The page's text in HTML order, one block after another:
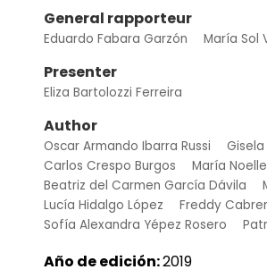
General rapporteur
Eduardo Fabara Garzón María Sol
Presenter
Eliza Bartolozzi Ferreira
Author
Oscar Armando Ibarra Russi Gisela
Carlos Crespo Burgos
María
Beatriz del Carmen García Dávila
Lucía Hidalgo López
Freddy
Sofía Alexandra Yépez Rosero
Año de edición:2019